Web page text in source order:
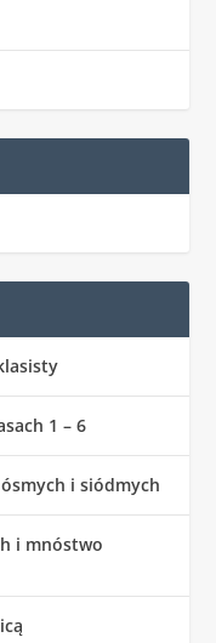
1 – 6
i siódmych
i mnóstwo